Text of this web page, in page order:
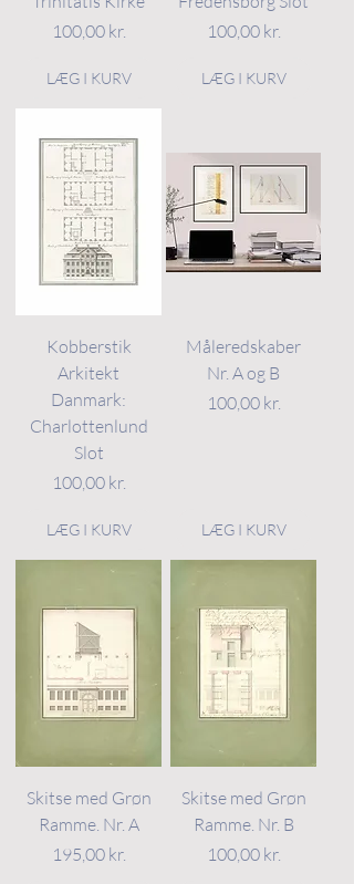
Pris
100,00 kr.
LÆG I KURV
Pris
100,00 kr.
LÆG I KURV
Kobberstik
Arkitekt
Danmark:
Charlottenlund
Slot
Pris
100,00 kr.
LÆG I KURV
Måleredskaber
Nr. A og B
Pris
100,00 kr.
LÆG I KURV
Skitse med Grøn
Ramme. Nr. A
Pris
195,00 kr.
Skitse med Grøn
Ramme. Nr. B
Pris
100,00 kr.